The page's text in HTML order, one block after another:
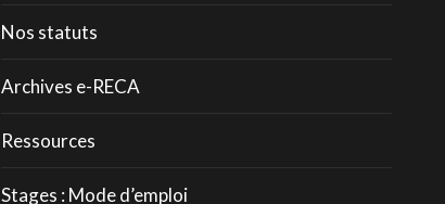
Nos statuts
Archives e-RECA
Ressources
Stages : Mode d’emploi